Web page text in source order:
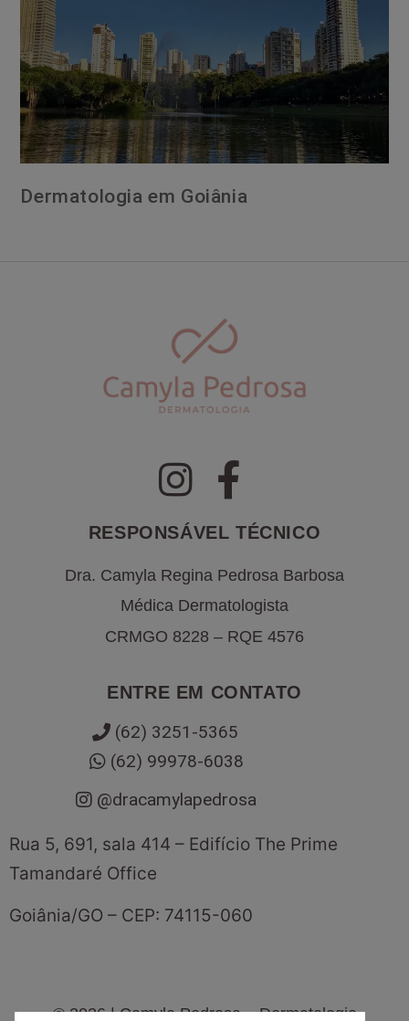
Dermatologia em Goiânia
RESPONSÁVEL TÉCNICO
Dra. Camyla Regina Pedrosa Barbosa
Médica Dermatologista
CRMGO 8228 – RQE 4576
ENTRE EM CONTATO
(62) 3251-5365
(62) 99978-6038
@dracamylapedrosa
Rua 5, 691, sala 414 – Edifício The Prime
Tamandaré Office
Goiânia/GO – CEP: 74115-060
©2026| Camyla Pedrosa – Dermatologia